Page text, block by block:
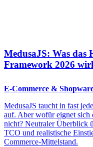
MedusaJS: Was das
Framework 2026
E-Commerce &
MedusaJS taucht in fast
auf. Aber wofür eignet
nicht? Neutraler Überblick
TCO und realistische
Commerce-Mittelstand.